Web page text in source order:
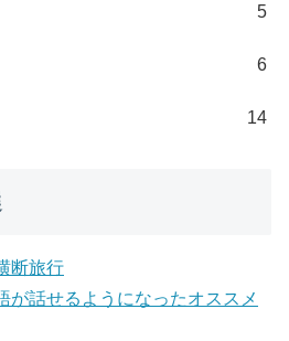
5
6
14
断旅行
が話せるようになったオススメ